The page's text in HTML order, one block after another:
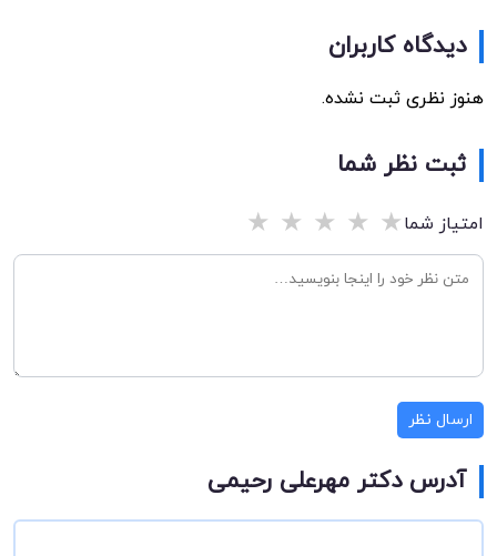
دیدگاه کاربران
هنوز نظری ثبت نشده.
ثبت نظر شما
امتیاز شما★
★
★
★
★
ارسال نظر
آدرس دکتر مهرعلی رحیمی